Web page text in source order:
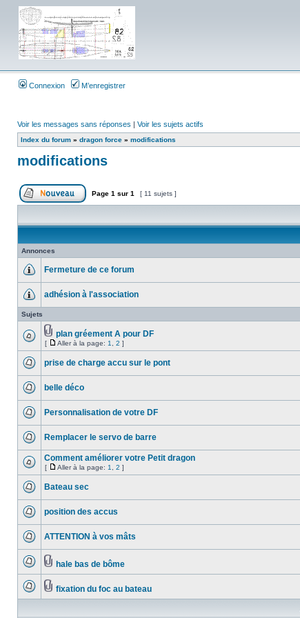
Connexion M’enregistrer
Voir les messages sans réponses | Voir les sujets actifs
Index du forum » dragon force » modifications
modifications
Page 1 sur 1 [ 11 sujets ]
Annonces
Fermeture de ce forum
adhésion à l'association
Sujets
plan gréement A pour DF
[ Aller à la page: 1 2 ]
prise de charge accu sur le pont
belle déco
Personnalisation de votre DF
Remplacer le servo de barre
Comment améliorer votre Petit dragon
[ Aller à la page: 1 2 ]
Bateau sec
position des accus
ATTENTION à vos mâts
hale bas de bôme
fixation du foc au bateau